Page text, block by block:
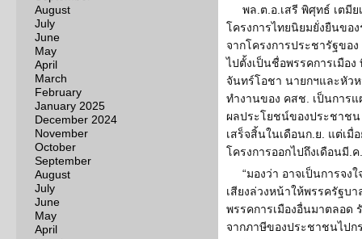
August
July
June
May
April
March
February
January 2025
December 2024
November
October
September
August
July
June
May
April
พล.ต.อ.เสรี พิศุทธ์ เตมี
โครงการไทยนิยมยั่งยืนขอ
จากโครงการประชารัฐขอ
ไปตั้งเป็นชื่อพรรคการเมือ
จันทร์โอชา นายกฯและหัว
ทำงานของ คสช. เป็นการแ
ผลประโยชน์ของประชาชน
เสร็จสิ้นในเดือนก.ย. แต่เมื่
โครงการออกไปถึงเดือนมี.
“มองว่า อาจเป็นการจง
เสียงล่วงหน้าให้พรรครัฐบ
พรรคการเมืองอื่นมาตลอด
จากภาษีของประชาชนไปก